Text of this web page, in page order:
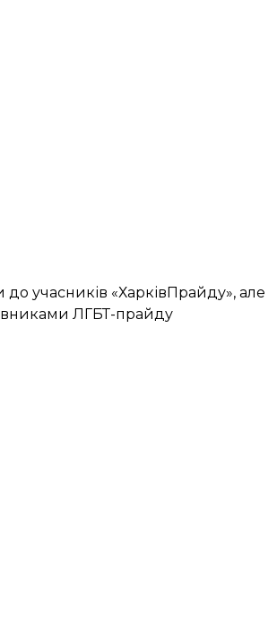
учасників «ХарківПрайду», але
ЛГБТ-прайду